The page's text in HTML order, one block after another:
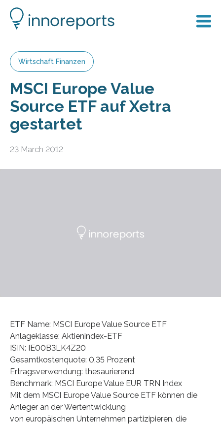
Wirtschaft Finanzen
MSCI Europe Value
Source ETF auf Xetra
gestartet
23 March 2012
ETF Name: MSCI Europe Value Source ETF
Anlageklasse: Aktienindex-ETF
ISIN: IE00B3LK4Z20
Gesamtkostenquote: 0,35 Prozent
Ertragsverwendung: thesaurierend
Benchmark: MSCI Europe Value EUR TRN Index
Mit dem MSCI Europe Value Source ETF können die
Anleger an der Wertentwicklung
von europäischen Unternehmen partizipieren, die